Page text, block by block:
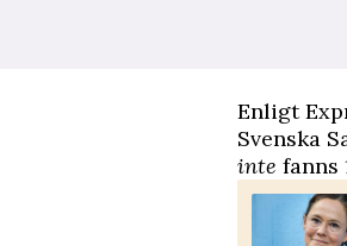
Enligt
Svenska
inte fanns